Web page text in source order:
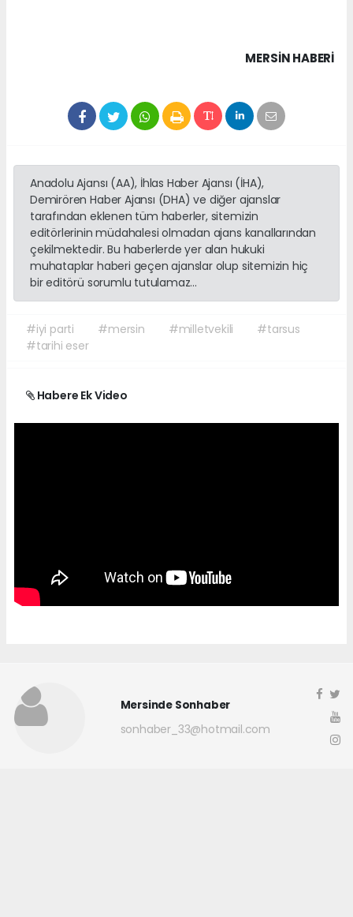
MERSIN HABERİ
Anadolu Ajansı (AA), İhlas Haber Ajansı (İHA),
Demirören Haber Ajansı (DHA) ve diğer ajanslar
tarafından eklenen tüm haberler, sitemizin
editörlerinin müdahalesi olmadan ajans kanallarından
çekilmektedir. Bu haberlerde yer alan hukuki
muhataplar haberi geçen ajanslar olup sitemizin hiç
bir editörü sorumlu tutulamaz...
#iyi parti #mersin #milletvekili
#tarsus
#tarihi eser
Habere Ek Video
Mersinde Sonhaber
sonhaber_33@hotmail.com